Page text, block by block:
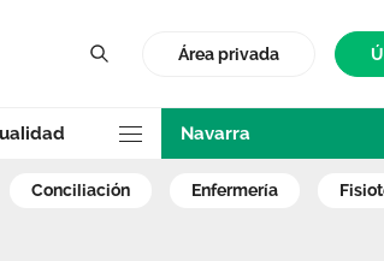
Área privada
Navarra
conciliación enfermería